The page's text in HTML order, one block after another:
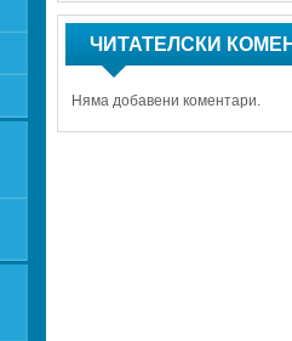
ЧИТАТЕЛСКИ
Няма добавени коментари.